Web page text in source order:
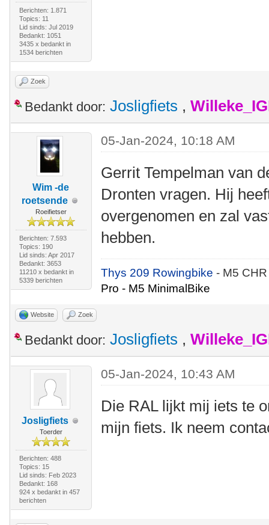
Berichten: 1.871
Topics: 11
Lid sinds: Jul 2019
Bedankt: 1051
3435 x bedankt in
1534 berichten
Zoek
Bedankt door: Josligfiets ,
Wim -de
roetsende
Roeifietser
Berichten: 7.593
Topics: 190
Lid sinds: Apr 2017
Bedankt: 3653
11210 x bedankt in
5339 berichten
05-Jan-2024, 10:18 AM
Gerrit Tempelman van
Dronten vragen. Hij
overgenomen en zal
hebben.
Thys 209 Rowingbike- M5
Pro - M5 MinimalBike
Website Zoek
Bedankt door: Josligfiets ,
Josligfiets
Toerder
Berichten: 488
Topics: 15
Lid sinds: Feb 2023
Bedankt: 168
924 x bedankt in 457
berichten
05-Jan-2024, 10:43 AM
Die RAL lijkt mij iets te
mijn fiets. Ik neem